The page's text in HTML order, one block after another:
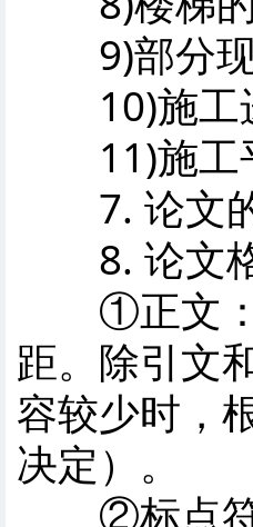
9)部分现
10)施工
11)施工
7. 论文的
8. 论文格
①正文：
距。除引文
容较少时，
决定）。
②标点符